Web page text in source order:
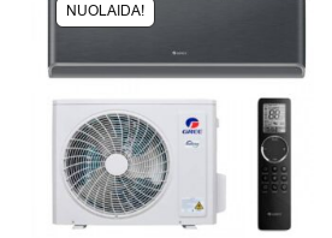
NUOLAIDA!